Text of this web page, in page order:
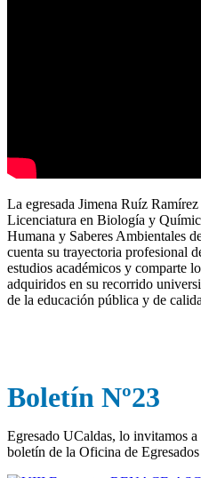
La egresada Jimena Ruíz
Licenciatura en Biología y
Humana y Saberes Ambientales
cuenta su trayectoria profesional
estudios académicos y comparte
adquiridos en su recorrido
de la educación pública y de
Boletín Nº23
Egresado UCaldas, lo invitamos
boletín de la Oficina de